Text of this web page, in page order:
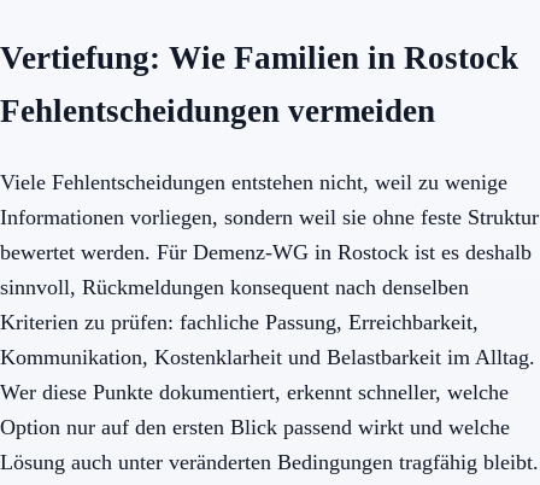
Vertiefung: Wie Familien in Rostock
Fehlentscheidungen vermeiden
Viele Fehlentscheidungen entstehen nicht, weil zu wenige
Informationen vorliegen, sondern weil sie ohne feste Struktur
bewertet werden. Für Demenz-WG in Rostock ist es deshalb
sinnvoll, Rückmeldungen konsequent nach denselben
Kriterien zu prüfen: fachliche Passung, Erreichbarkeit,
Kommunikation, Kostenklarheit und Belastbarkeit im Alltag.
Wer diese Punkte dokumentiert, erkennt schneller, welche
Option nur auf den ersten Blick passend wirkt und welche
Lösung auch unter veränderten Bedingungen tragfähig bleibt.